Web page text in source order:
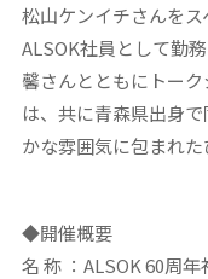
松山ケンイチさんをス
ALSOK社員として勤
馨さんとともにトー
は、共に青森県出身
かな雰囲気に包まれた
◆開催概要
名 称 ：ALSOK 60周